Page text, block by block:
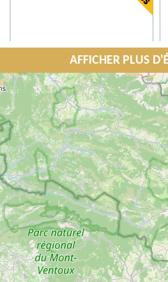
Château de la Gaude
Aix-en-Provence
AFFICHER PLUS